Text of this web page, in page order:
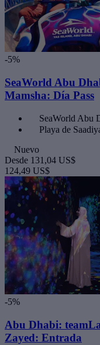
-5%
SeaWorld Abu
Mamsha: Día Pass
SeaWorld Abu
Playa de
Nuevo
Desde 131,04 US$
124,49 US$
-5%
Abu Dhabi:
Zayed: Entrada